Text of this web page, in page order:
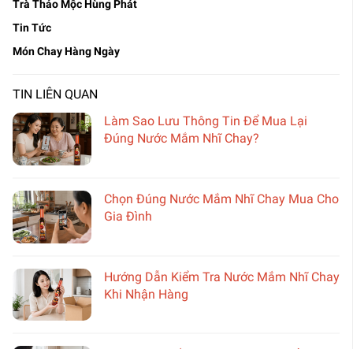
Trà Thảo Mộc Hùng Phát
Tin Tức
Món Chay Hàng Ngày
TIN LIÊN QUAN
Làm Sao Lưu Thông Tin Để Mua Lại
Đúng Nước Mắm Nhĩ Chay?
Chọn Đúng Nước Mắm Nhĩ Chay Mua Cho
Gia Đình
Hướng Dẫn Kiểm Tra Nước Mắm Nhĩ Chay
Khi Nhận Hàng